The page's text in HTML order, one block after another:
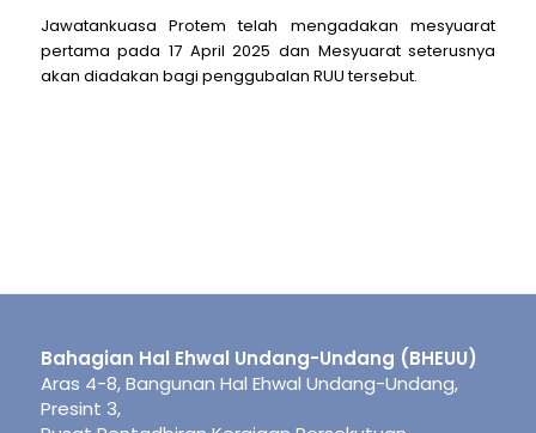
Jawatankuasa Protem telah mengadakan mesyuarat
pertama pada 17 April 2025 dan Mesyuarat seterusnya
akan diadakan bagi penggubalan RUU tersebut.
Bahagian Hal Ehwal Undang-Undang (BHEUU)
Aras 4-8, Bangunan Hal Ehwal Undang-Undang,
Presint 3,